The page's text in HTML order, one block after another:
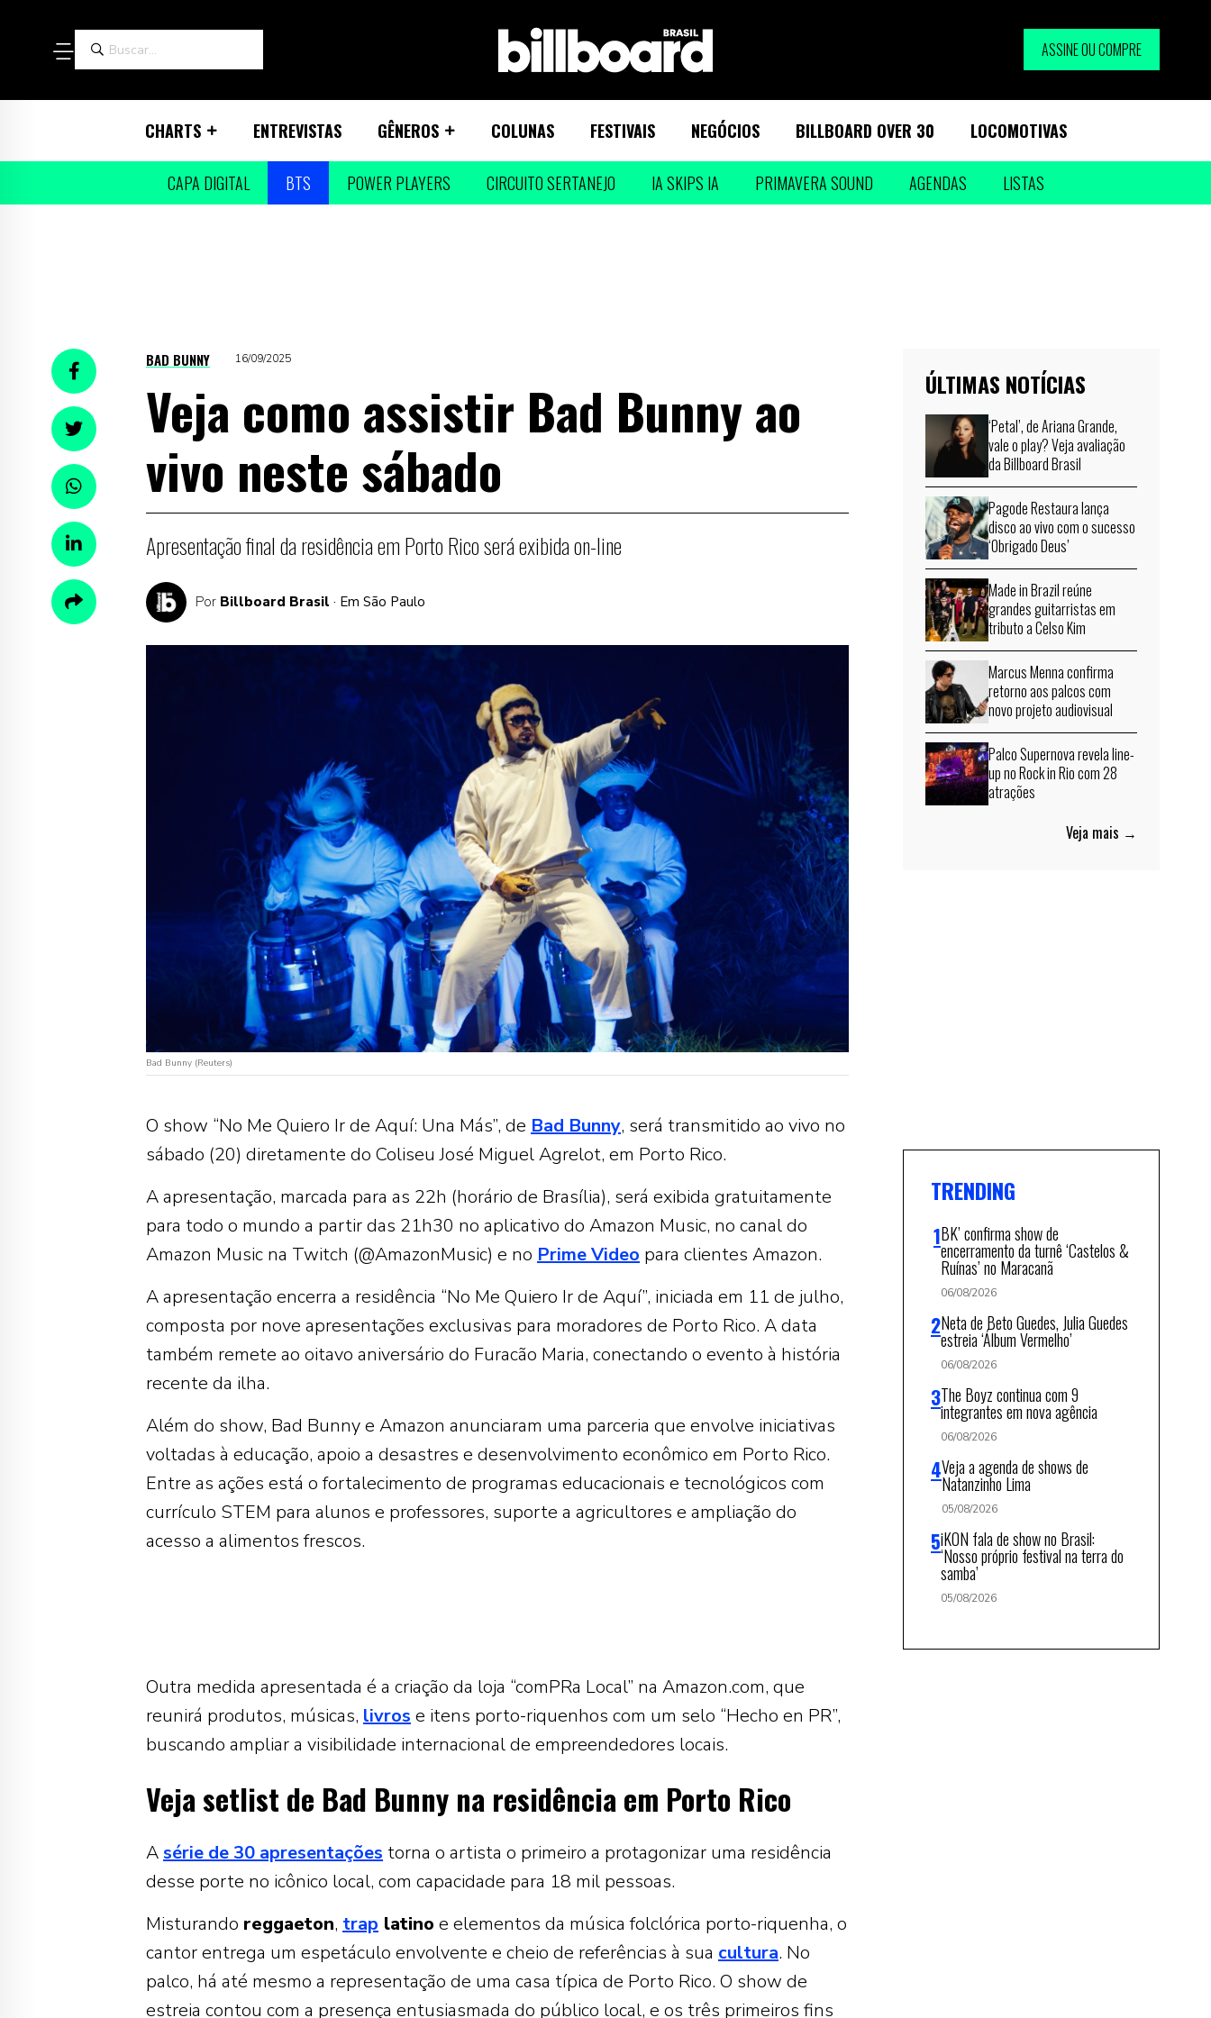
ASSINE OU COMPRE
CHARTS ENTREVISTAS GÊNEROS COLUNAS FESTIVAIS NEGÓCIOS BILLBOARD OVER 30 LOCOMOTIVAS
CAPA DIGITAL BTS POWER PLAYERS CIRCUITO SERTANEJO IA SKIPS IA PRIMAVERA SOUND AGENDAS LISTAS
BAD BUNNY 16/09/2025
Veja como assistir Bad Bunny ao
vivo neste sábado
Apresentação final da residência em Porto Rico será exibida on-line
Por Billboard Brasil · Em São Paulo
Bad Bunny (Reuters)
O show “No Me Quiero Ir de Aquí: Una Más”, de Bad Bunny, será transmitido ao vivo no
sábado (20) diretamente do Coliseu José Miguel Agrelot, em Porto Rico.
A apresentação, marcada para as 22h (horário de Brasília), será exibida gratuitamente
para todo o mundo a partir das 21h30 no aplicativo do Amazon Music, no canal do
Amazon Music na Twitch (@AmazonMusic) e no Prime Video para clientes Amazon.
A apresentação encerra a residência “No Me Quiero Ir de Aquí”, iniciada em 11 de julho,
composta por nove apresentações exclusivas para moradores de Porto Rico. A data
também remete ao oitavo aniversário do Furacão Maria, conectando o evento à história
recente da ilha.
Além do show, Bad Bunny e Amazon anunciaram uma parceria que envolve iniciativas
voltadas à educação, apoio a desastres e desenvolvimento econômico em Porto Rico.
Entre as ações está o fortalecimento de programas educacionais e tecnológicos com
currículo STEM para alunos e professores, suporte a agricultores e ampliação do
acesso a alimentos frescos.
Outra medida apresentada é a criação da loja “comPRa Local” na Amazon.com, que
reunirá produtos, músicas, livros e itens porto-riquenhos com um selo “Hecho en PR”,
buscando ampliar a visibilidade internacional de empreendedores locais.
Veja setlist de Bad Bunny na residência em Porto Rico
Asérie de 30 apresentações torna o artista o primeiro a protagonizar uma residência
desse porte no icônico local, com capacidade para 18 mil pessoas.
Misturando reggaeton, trap latino e elementos da música folclórica porto-riquenha, o
cantor entrega um espetáculo envolvente e cheio de referências à sua cultura. No
palco, há até mesmo a representação de uma casa típica de Porto Rico. O show de
estreia contou com a presença entusiasmada do público local, e os três primeiros fins
ÚLTIMAS NOTÍCIAS
‘Petal’, de Ariana Grande,
vale o play? Veja avaliação
da Billboard Brasil
Pagode Restaura lança
disco ao vivo com o sucesso
‘Obrigado Deus’
Made in Brazil reúne
grandes guitarristas em
tributo a Celso Kim
Marcus Menna confirma
retorno aos palcos com
novo projeto audiovisual
Palco Supernova revela line-
up no Rock in Rio com 28
atrações
Veja mais →
TRENDING
BK’ confirma show de
encerramento da turnê ‘Castelos &
Ruínas’ no Maracanã
06/08/2026
Neta de Beto Guedes, Julia Guedes
estreia ‘Álbum Vermelho’
06/08/2026
The Boyz continua com 9
integrantes em nova agência
06/08/2026
Veja a agenda de shows de
Natanzinho Lima
05/08/2026
iKON fala de show no Brasil:
‘Nosso próprio festival na terra do
samba’
05/08/2026